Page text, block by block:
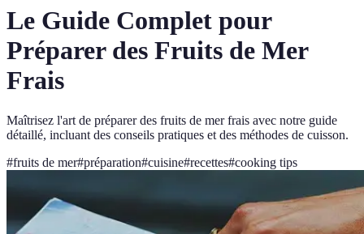
Le Guide Complet pour
Préparer des Fruits de Mer
Frais
Maîtrisez l'art de préparer des fruits de mer frais avec notre guide
détaillé, incluant des conseils pratiques et des méthodes de cuisson.
#fruits de mer#préparation#cuisine#recettes#cooking tips